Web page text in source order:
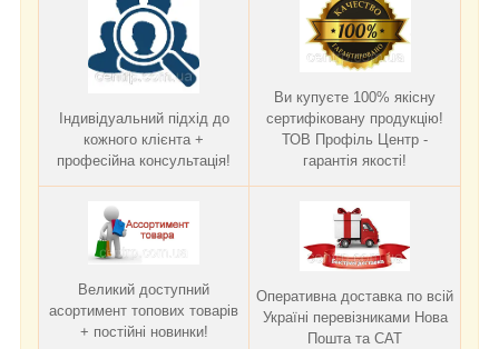
Індивідуальний підхід до
кожного клієнта +
професійна консультація!
Ви купуєте 100% якісну
сертифіковану продукцію!
ТОВ Профіль Центр -
гарантія якості!
Великий доступний
асортимент топових товарів
+ постійні новинки!
Оперативна доставка по всій
Україні перевізниками Нова
Пошта та САТ